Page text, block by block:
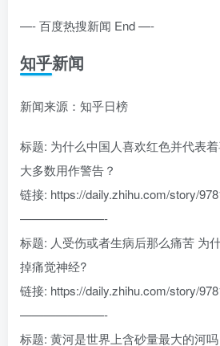
—- 百度热搜新闻 End —-
知乎新闻
新闻来源：知乎日榜
标题: 为什么中国人喜欢红色并代表
大多数用作警告？
链接: https://daily.zhihu.com/story/
———————-
标题: 人受伤或者生病后那么痛苦 为
掉痛觉神经?
链接: https://daily.zhihu.com/story/
———————-
标题: 黄河是世界上含砂量最大的河吗